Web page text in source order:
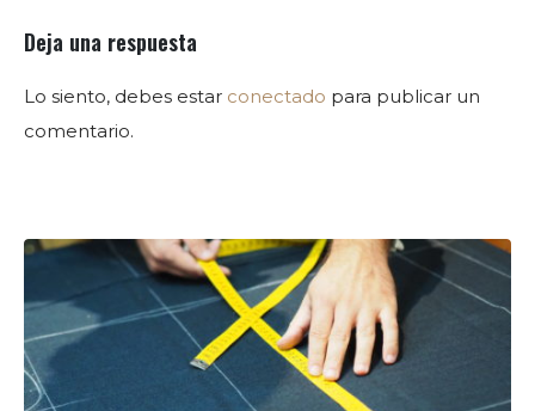
Deja una respuesta
Lo siento, debes estar conectado para publicar un
comentario.